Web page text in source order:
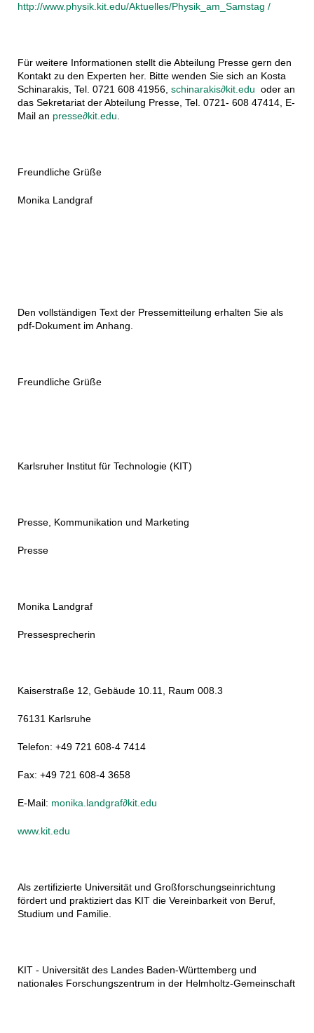
http://www.physik.kit.edu/Aktuelles/Physik_am_Samstag /
Für weitere Informationen stellt die Abteilung Presse gern den
Kontakt zu den Experten her. Bitte wenden Sie sich an Kosta
Schinarakis, Tel. 0721 608 41956, schinarakis∂kit.edu oder an
das Sekretariat der Abteilung Presse, Tel. 0721- 608 47414, E-
Mail an presse∂kit.edu.
Freundliche Grüße
Monika Landgraf
Den vollständigen Text der Pressemitteilung erhalten Sie als
pdf-Dokument im Anhang.
Freundliche Grüße
Karlsruher Institut für Technologie (KIT)
Presse, Kommunikation und Marketing
Presse
Monika Landgraf
Pressesprecherin
Kaiserstraße 12, Gebäude 10.11, Raum 008.3
76131 Karlsruhe
Telefon: +49 721 608-4 7414
Fax: +49 721 608-4 3658
E-Mail: monika.landgraf∂kit.edu
www.kit.edu
Als zertifizierte Universität und Großforschungseinrichtung
fördert und praktiziert das KIT die Vereinbarkeit von Beruf,
Studium und Familie.
KIT - Universität des Landes Baden-Württemberg und
nationales Forschungszentrum in der Helmholtz-Gemeinschaft